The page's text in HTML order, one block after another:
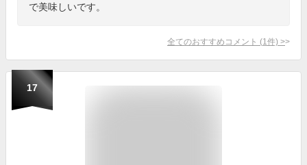
で美味しいです。
全てのおすすめコメント (1 件) >
17